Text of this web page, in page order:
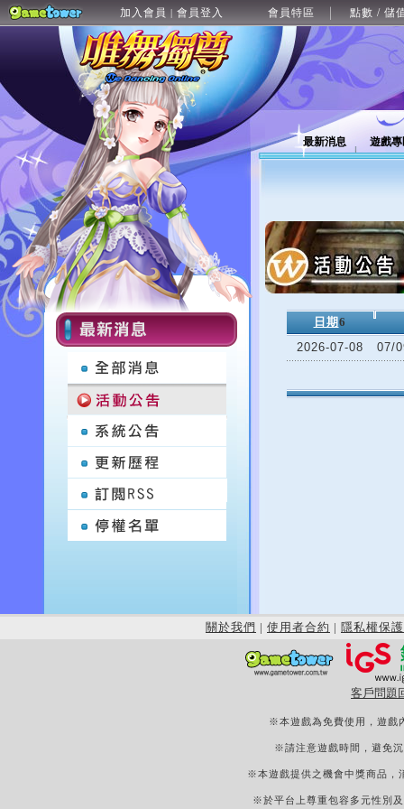
加入會員 | 會員登入 會員特區 點數 / 儲
最新消息 遊戲
日期 6
2026-07-08
07/
關於我們 | 使用者合約 | 隱私權保護
客戶問題
※本遊戲為免費使用，遊戲
※請注意遊戲時間，避免
※本遊戲提供之機會中獎商品，
※於平台上尊重包容多元性別